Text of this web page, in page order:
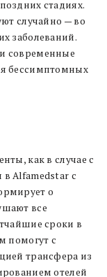
стадиях.
случайно — во
заболеваний.
современные
бессимптомных
как в случае с
Alfamedstar с
о
все
сроки в
помогут с
трансфера из
отелей